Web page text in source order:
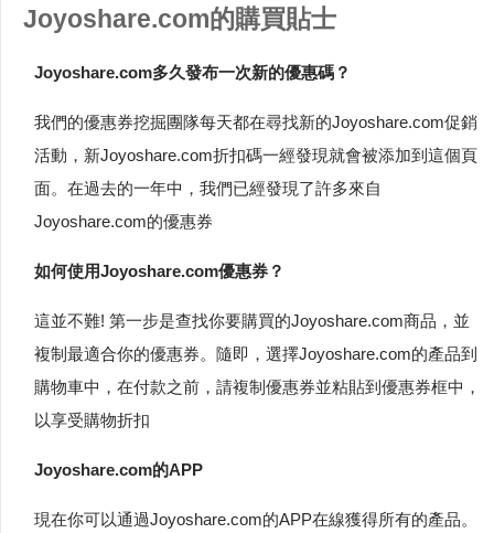
Joyoshare.com的購買貼士
Joyoshare.com多久發布一次新的優惠碼？
我們的優惠券挖掘團隊每天都在尋找新的Joyoshare.com促銷
活動，新Joyoshare.com折扣碼一經發現就會被添加到這個頁
面。在過去的一年中，我們已經發現了許多來自
Joyoshare.com的優惠券
如何使用Joyoshare.com優惠券？
這並不難! 第一步是查找你要購買的Joyoshare.com商品，並
複制最適合你的優惠券。隨即，選擇Joyoshare.com的產品到
購物車中，在付款之前，請複制優惠券並粘貼到優惠券框中，
以享受購物折扣
Joyoshare.com的APP
現在你可以通過Joyoshare.com的APP在線獲得所有的產品。